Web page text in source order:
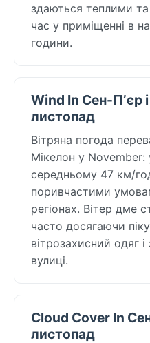
здаються теплими
час у приміщенні в
години.
Wind In Сен-Пʼєр
листопад
Вітряна погода
Мікелон у November:
середньому 47 км/
поривчастими
регіонах. Вітер дме
часто досягаючи
вітрозахисний одяг і
вулиці.
Cloud Cover In
листопад